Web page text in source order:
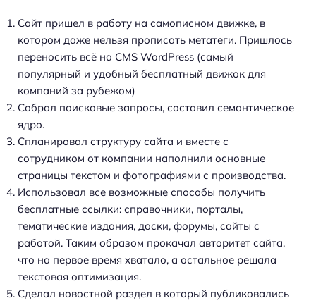
Сайт пришел в работу на самописном движке, в
котором даже нельзя прописать метатеги. Пришлось
переносить всё на CMS WordPress (самый
популярный и удобный бесплатный движок для
компаний за рубежом)
Собрал поисковые запросы, составил семантическое
ядро.
Спланировал структуру сайта и вместе с
сотрудником от компании наполнили основные
страницы текстом и фотографиями с производства.
Использовал все возможные способы получить
бесплатные ссылки: справочники, порталы,
тематические издания, доски, форумы, сайты с
работой. Таким образом прокачал авторитет сайта,
что на первое время хватало, а остальное решала
текстовая оптимизация.
Сделал новостной раздел в который публиковались